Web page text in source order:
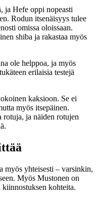
ja Hefe oppi nopeasti
Rodun itsenäisyys tulee
omissa oloissaan.
shiba ja rakastaa myös
ole helppoa, ja myös
erilaisia testejä
kaksioon. Se ei
myös itsepäinen.
rotuja, ja näiden rotujen
myös yhteisesti – varsinkin,
Myös Mustonen on
kohteita.